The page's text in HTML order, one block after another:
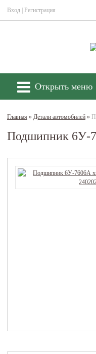
Вход Регистрация
Открыть меню
Главная » Детали автомобилей »
Подшипник 6У-